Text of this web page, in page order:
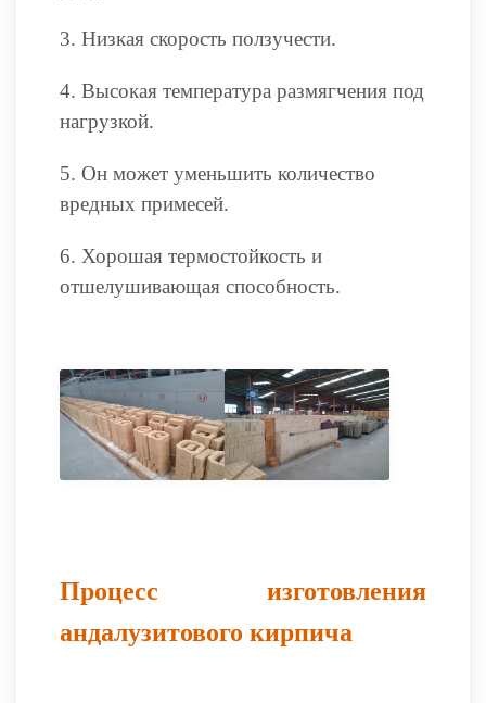
3. Низкая скорость ползучести.
4. Высокая температура размягчения под
нагрузкой.
5. Он может уменьшить количество
вредных примесей.
6. Хорошая термостойкость и
отшелушивающая способность.
Процесс изготовления
андалузитового кирпича